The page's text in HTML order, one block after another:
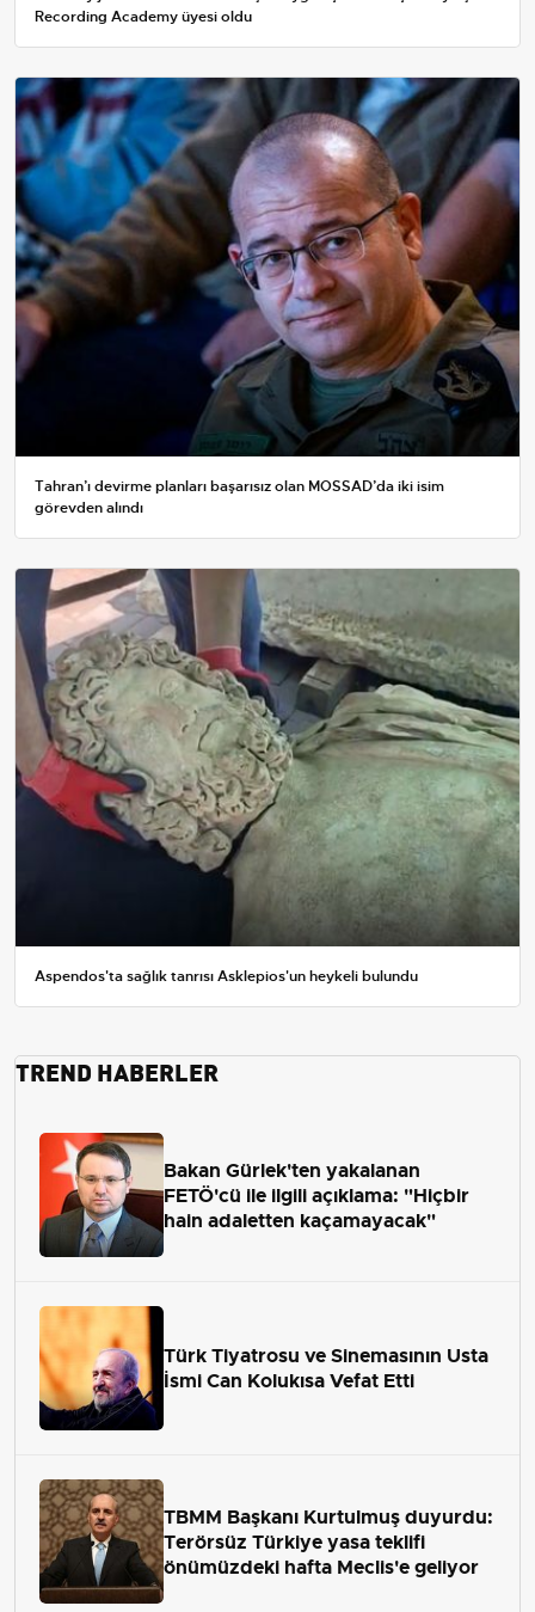
Recording Academy üyesi oldu
Tahran’ı devirme planları başarısız olan MOSSAD’da iki isim
görevden alındı
Aspendos'ta sağlık tanrısı Asklepios'un heykeli bulundu
TREND HABERLER
Bakan Gürlek'ten yakalanan
FETÖ'cü ile ilgili açıklama: "Hiçbir
hain adaletten kaçamayacak"
Türk Tiyatrosu ve Sinemasının Usta
İsmi Can Kolukısa Vefat Etti
TBMM Başkanı Kurtulmuş duyurdu:
Terörsüz Türkiye yasa teklifi
önümüzdeki hafta Meclis'e geliyor